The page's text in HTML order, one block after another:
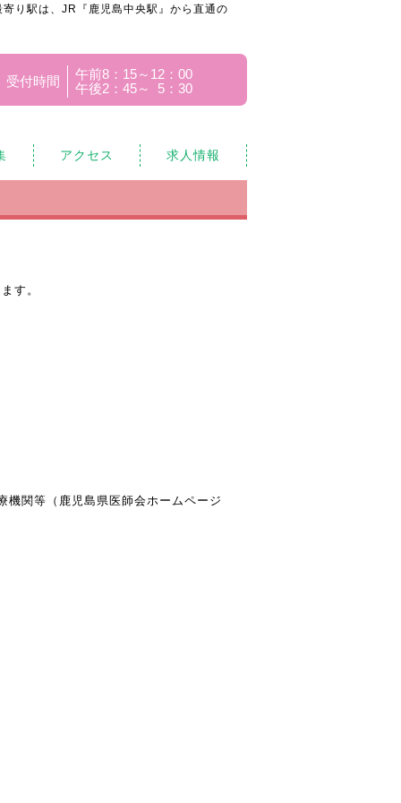
り駅は、JR『鹿児島中央駅』から直通の
受付時間
午前8：15～12：00
午後2：45～ 5：30
アクセス 求人情報
す。
機関等（鹿児島県医師会ホームページ